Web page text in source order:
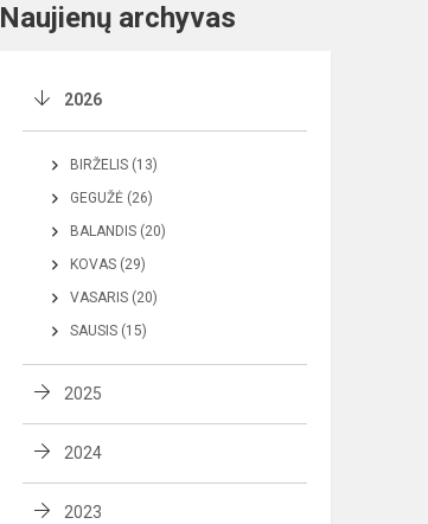
Naujienų archyvas
2026
BIRŽELIS (13)
GEGUŽĖ (26)
BALANDIS (20)
KOVAS (29)
VASARIS (20)
SAUSIS (15)
2025
2024
2023